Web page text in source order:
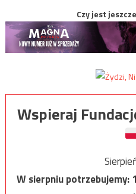
Czy jest
Wspieraj
W sierpniu potrzebujemy: